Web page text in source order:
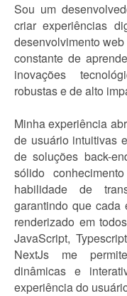
Sou um
criar experiências
desenvolvimento
constante de
inovações
robustas e de alto
Minha experiência
de usuário intuitivas
de soluções back-
sólido
habilidade de
garantindo que cada
renderizado em
JavaScript,
NextJs me
dinâmicas e
experiência do